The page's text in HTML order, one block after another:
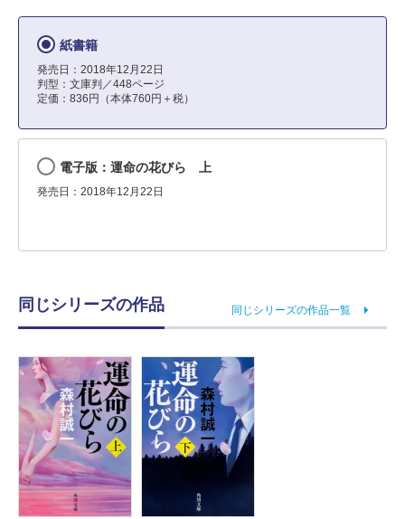
紙書籍
発売日：2018年12月22日
判型：文庫判／448ページ
定価：836円（本体760円＋税）
電子版：運命の花びら 上
発売日：2018年12月22日
同じシリーズの作品 同じシリーズの作品一覧